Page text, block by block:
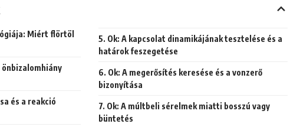
Miért flörtöl
önbizalomhiány
és a reakció
5. Ok: A kapcsolat dinamikájának tesztelése és a
határok feszegetése
6. Ok: A megerősítés keresése és a vonzerő
bizonyítása
7. Ok: A múltbeli sérelmek miatti bosszú vagy
büntetés